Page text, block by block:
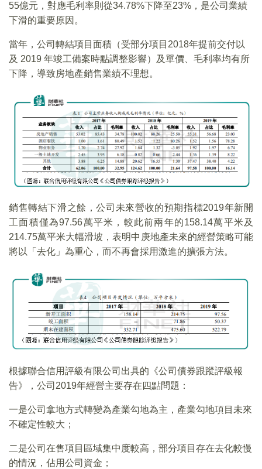
55億元，對應毛利率則從34.78%下降至23%，是公司業績
下滑的重要原因。
當年，公司轉結項目面積（受部分項目2018年提前交付以
及 2019 年竣工備案時點調整影響）及單價、毛利率均有所
下降，導致房地產銷售業績不理想。
銷售轉結下滑之餘，公司未來營收的預期指標2019年新開
工面積僅為97.56萬平米，較此前兩年的158.14萬平米及
214.75萬平米大幅滑坡，表明中庚地產未來的經營策略可能
將以「去化」為重心，而不再會採用激進的擴張方法。
根據聯合信用評級有限公司出具的《公司債券跟蹤評級報
告》，公司2019年經營主要存在四點問題：
一是公司拿地方式轉變為產業勾地為主，產業勾地項目未來
不確定性較大；
二是公司在售項目區域集中度較高，部分項目存在去化較慢
的情況，佔用公司資金；